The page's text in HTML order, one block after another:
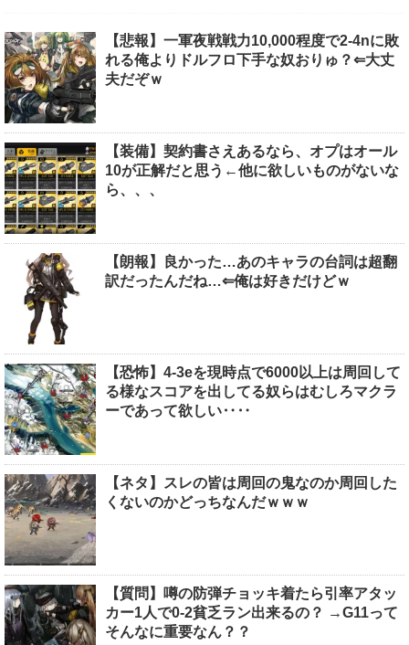
【悲報】一軍夜戦戦力10,000程度で2-4nに敗
れる俺よりドルフロ下手な奴おりゅ？⇐大丈
夫だぞｗ
【装備】契約書さえあるなら、オプはオール
10が正解だと思う←他に欲しいものがないな
ら、、、
【朗報】良かった…あのキャラの台詞は超翻
訳だったんだね…⇐俺は好きだけどｗ
【恐怖】4-3eを現時点で6000以上は周回して
る様なスコアを出してる奴らはむしろマクラ
ーであって欲しい‥‥
【ネタ】スレの皆は周回の鬼なのか周回した
くないのかどっちなんだｗｗｗ
【質問】噂の防弾チョッキ着たら引率アタッ
カー1人で0-2貧乏ラン出来るの？ →G11って
そんなに重要なん？？